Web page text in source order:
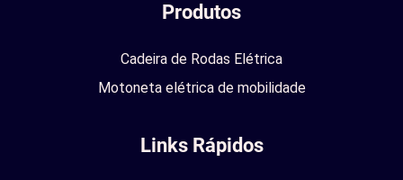
Produtos
Cadeira de Rodas Elétrica
Motoneta elétrica de mobilidade
Links Rápidos